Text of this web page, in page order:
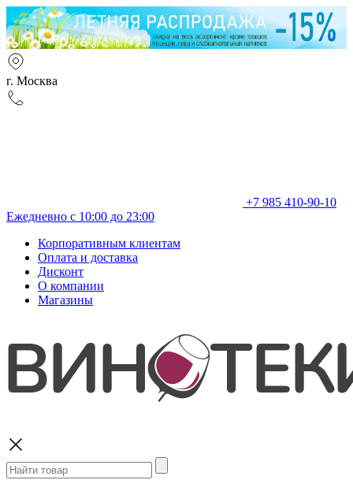
г. Москва
+7 985 410-90-10
Ежедневно с 10:00 до 23:00
Корпоративным клиентам
Оплата и доставка
Дисконт
О компании
Магазины